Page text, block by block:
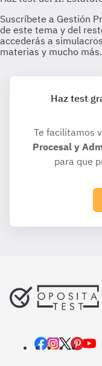
Haz test
Te facilitamos
Procesal y
para que